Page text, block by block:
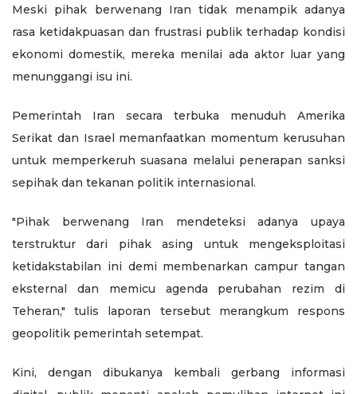
Meski pihak berwenang Iran tidak menampik adanya
rasa ketidakpuasan dan frustrasi publik terhadap kondisi
ekonomi domestik, mereka menilai ada aktor luar yang
menunggangi isu ini.
Pemerintah Iran secara terbuka menuduh Amerika
Serikat dan Israel memanfaatkan momentum kerusuhan
untuk memperkeruh suasana melalui penerapan sanksi
sepihak dan tekanan politik internasional.
"Pihak berwenang Iran mendeteksi adanya upaya
terstruktur dari pihak asing untuk mengeksploitasi
ketidakstabilan ini demi membenarkan campur tangan
eksternal dan memicu agenda perubahan rezim di
Teheran," tulis laporan tersebut merangkum respons
geopolitik pemerintah setempat.
Kini, dengan dibukanya kembali gerbang informasi